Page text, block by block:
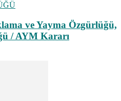
ve Yayma Özgürlüğü,
/ AYM Kararı